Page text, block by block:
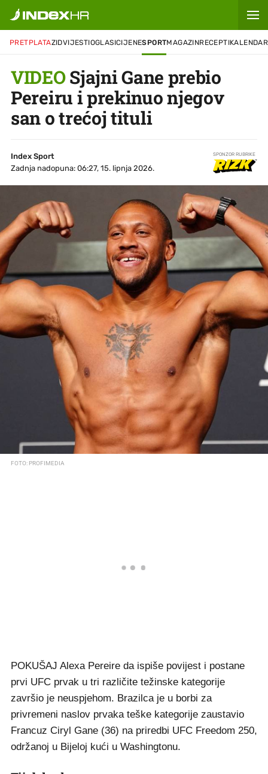
PRETPLATAZIDVIJESTIOGLASICIJENESPORTMAGAZINRECEPTIKALENDAR
VIDEOSjajni Gane prebio
Pereiru i prekinuo njegov
san o trećoj tituli
Index Sport
Zadnja nadopuna: 06:27, 15. lipnja 2026.
SPONZOR RUBRIKE
FOTO: PROFIMEDIA
POKUŠAJ Alexa Pereire da ispiše povijest i postane
prvi UFC prvak u tri različite težinske kategorije
završio je neuspjehom. Brazilca je u borbi za
privremeni naslov prvaka teške kategorije zaustavio
Francuz Ciryl Gane (36) na priredbi UFC Freedom 250,
održanoj u Bijeloj kući u Washingtonu.